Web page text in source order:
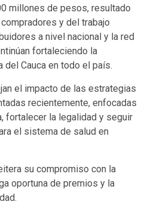
millones de pesos, resultado
y del trabajo
a nivel nacional y la red
fortaleciendo la
del Cauca en todo el país.
el impacto de las estrategias
recientemente, enfocadas
fortalecer la legalidad y seguir
el sistema de salud en
su compromiso con la
oportuna de premios y la